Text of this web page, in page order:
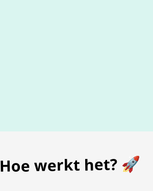
Hoe werkt het? 🚀